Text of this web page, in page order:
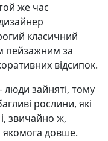
же час
класичний
пейзажним за
відсипок.
люди зайняті, тому
рослини, які
звичайно ж,
якомога довше.